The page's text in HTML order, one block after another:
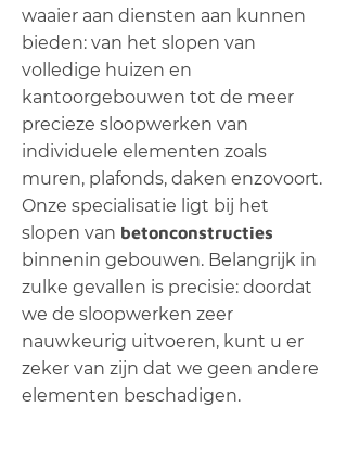
waaier aan diensten aan kunnen
bieden: van het slopen van
volledige huizen en
kantoorgebouwen tot de meer
precieze sloopwerken van
individuele elementen zoals
muren, plafonds, daken enzovoort.
Onze specialisatie ligt bij het
slopen van betonconstructies
binnenin gebouwen. Belangrijk in
zulke gevallen is precisie: doordat
we de sloopwerken zeer
nauwkeurig uitvoeren, kunt u er
zeker van zijn dat we geen andere
elementen beschadigen.